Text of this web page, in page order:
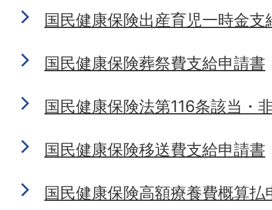
国民健康保険出産育児一時金支
国民健康保険葬祭費支給申請書
国民健康保険法第116条該当・
国民健康保険移送費支給申請書
国民健康保険高額療養費概算払